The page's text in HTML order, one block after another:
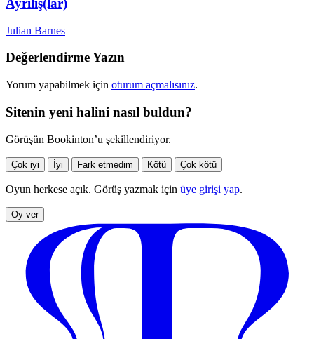
Ayrılış(lar)
Julian Barnes
Değerlendirme Yazın
Yorum yapabilmek için oturum açmalısınız.
Sitenin yeni halini nasıl buldun?
Görüşün Bookinton’u şekillendiriyor.
Çok iyi İyi Fark etmedim Kötü Çok kötü
Oyun herkese açık. Görüş yazmak için üye girişi yap.
Oy ver